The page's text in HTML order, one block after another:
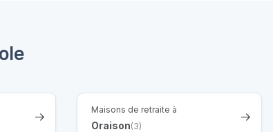
Maisons de retraite à
Oraison(3)